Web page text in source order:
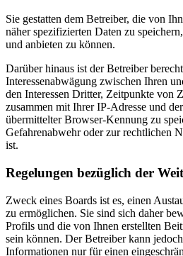
Sie gestatten dem Betreiber, die von
näher spezifizierten Daten zu
und anbieten zu können.
Darüber hinaus ist der Betreiber
Interessenabwägung zwischen Ihren
den Interessen Dritter, Zeitpunkte von
zusammen mit Ihrer IP-Adresse und
übermittelter Browser-Kennung zu
Gefahrenabwehr oder zur rechtlichen
ist.
Regelungen bezüglich der
Zweck eines Boards ist es, einen
zu ermöglichen. Sie sind sich daher
Profils und die von Ihnen erstellten
sein können. Der Betreiber kann
Informationen nur für einen